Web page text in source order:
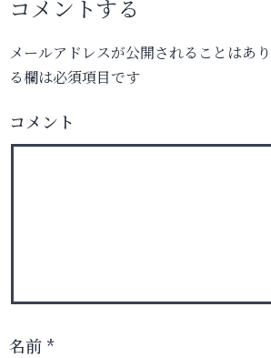
コメントする
メールアドレスが公開されることはあり
る欄は必須項目です
コメント
名前 *